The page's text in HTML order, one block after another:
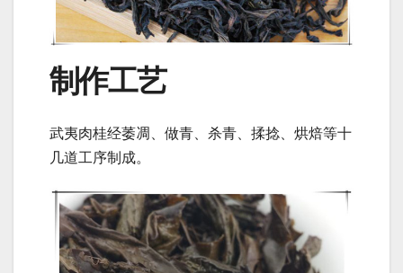
制作工艺
武夷肉桂经萎凋、做青、杀青、揉捻、烘焙等十
几道工序制成。